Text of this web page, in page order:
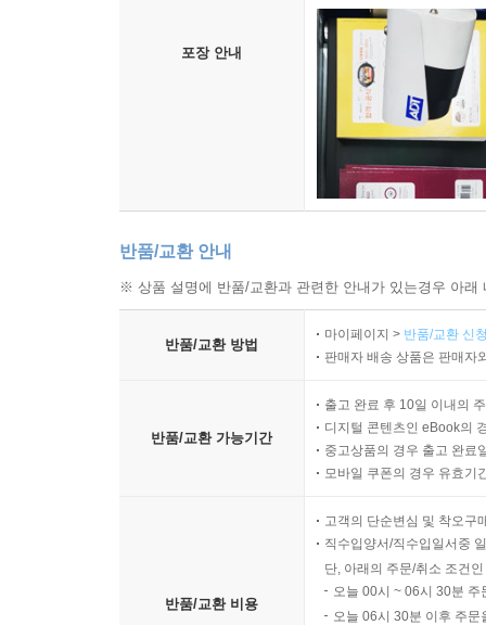
포장 안내
반품/교환 안내
※ 상품 설명에 반품/교환과 관련한 안내가 있는경우 아
반품/교환 방법
마이페이지 > 반품/교환 신
판매자 배송 상품은 판매자
반품/교환 가능기간
출고 완료 후 10일 이내의
디지털 콘텐츠인 eBook의
중고상품의 경우 출고 완료
모바일 쿠폰의 경우 유효기
반품/교환 비용
고객의 단순변심 및 착오구
직수입양서/직수입일서중
단, 아래의 주문/취소 조건
오늘 00시 ~ 06시 30분
오늘 06시 30분 이후 주